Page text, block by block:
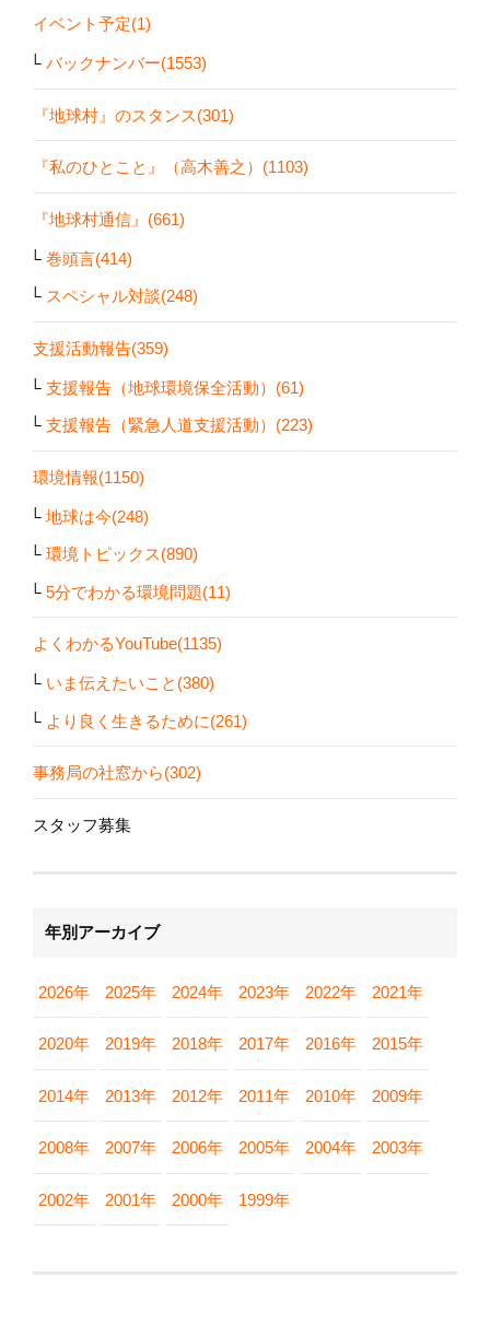
イベント予定(1)
バックナンバー(1553)
『地球村』のスタンス(301)
『私のひとこと』（高木善之）(1103)
『地球村通信』(661)
巻頭言(414)
スペシャル対談(248)
支援活動報告(359)
支援報告（地球環境保全活動）(61)
支援報告（緊急人道支援活動）(223)
環境情報(1150)
地球は今(248)
環境トピックス(890)
5分でわかる環境問題(11)
よくわかるYouTube(1135)
いま伝えたいこと(380)
より良く生きるために(261)
事務局の社窓から(302)
スタッフ募集
年別アーカイブ
2026年 2025年 2024年 2023年 2022年 2021年
2020年 2019年 2018年 2017年 2016年 2015年
2014年 2013年 2012年 2011年 2010年 2009年
2008年 2007年 2006年 2005年 2004年 2003年
2002年 2001年 2000年 1999年